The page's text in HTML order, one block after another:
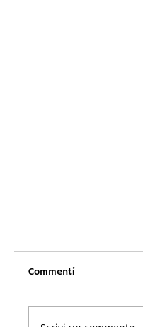
Commenti